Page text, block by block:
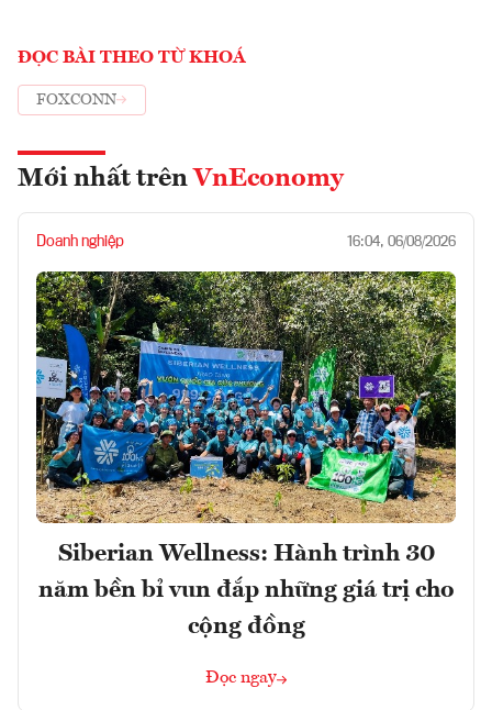
ĐỌC BÀI THEO TỪ KHOÁ
FOXCONN
Mới nhất trên VnEconomy
Doanh nghiệp 16:04, 06/08/2026
Siberian Wellness: Hành trình 30
năm bền bỉ vun đắp những giá trị cho
cộng đồng
Đọc ngay